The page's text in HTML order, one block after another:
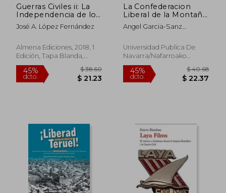
45% $ 58.75 45%
Guerras Civiles ii: La
Independencia de los
Virreinatos de la
Monarquía Española
José A. López Fernández
Almena Ediciones, 2018, 1
Edición, Tapa Blanda,
Nuevo
La Confederacion
Liberal de la Montaña
de Navarra (1836-
1837)
Angel Garcia-Sanz
Universidad Publica De
Navarra/Nafarroako
Unibertsitate Pub., Nuevo